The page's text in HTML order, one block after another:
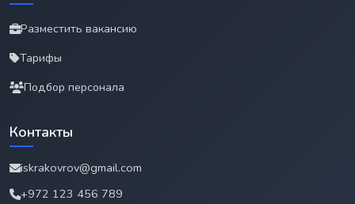
Разместить вакансию
Тарифы
Подбор персонала
Контакты
iskrakovrov@gmail.com
+972 123 456 789